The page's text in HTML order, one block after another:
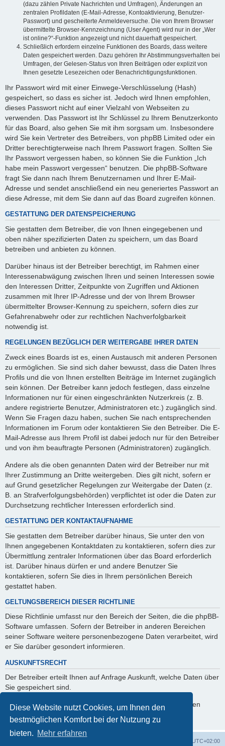
Diese Website nutzt Cookies, um Ihnen den
bestmöglichen Komfort bei der Nutzung zu
bieten. Mehr erfahren
(dazu zählen Private Nachrichten und Umfragen), Änderungen an
zentralen Profildaten (E-Mail-Adresse, Kontoaktivierung, Benutzer-
Passwort) und gescheiterte Anmeldeversuche. Die von Ihrem Browser
übermittelte Browser-Kennzeichnung (User Agent) wird nur in der „Wer
ist online?“-Funktion angezeigt und nicht dauerhaft gespeichert.
Schließlich erfordern einzelne Funktionen des Boards, dass weitere
Daten gespeichert werden. Dazu gehören Ihr Abstimmungsverhalten bei
Umfragen, der Gelesen-Status von Ihren Beiträgen oder explizit von
Ihnen gesetzte Lesezeichen oder Benachrichtigungsfunktionen.
Ihr Passwort wird mit einer Einwege-Verschlüsselung (Hash)
gespeichert, so dass es sicher ist. Jedoch wird Ihnen empfohlen,
dieses Passwort nicht auf einer Vielzahl von Webseiten zu
verwenden. Das Passwort ist Ihr Schlüssel zu Ihrem Benutzerkonto
für das Board, also gehen Sie mit ihm sorgsam um. Insbesondere
wird Sie kein Vertreter des Betreibers, von phpBB Limited oder ein
Dritter berechtigterweise nach Ihrem Passwort fragen. Sollten Sie
Ihr Passwort vergessen haben, so können Sie die Funktion „Ich
habe mein Passwort vergessen“ benutzen. Die phpBB-Software
fragt Sie dann nach Ihrem Benutzernamen und Ihrer E-Mail-
Adresse und sendet anschließend ein neu generiertes Passwort an
diese Adresse, mit dem Sie dann auf das Board zugreifen können.
GESTATTUNG DER DATENSPEICHERUNG
Sie gestatten dem Betreiber, die von Ihnen eingegebenen und
oben näher spezifizierten Daten zu speichern, um das Board
betreiben und anbieten zu können.
Darüber hinaus ist der Betreiber berechtigt, im Rahmen einer
Interessenabwägung zwischen Ihren und seinen Interessen sowie
den Interessen Dritter, Zeitpunkte von Zugriffen und Aktionen
zusammen mit Ihrer IP-Adresse und der von Ihrem Browser
übermittelter Browser-Kennung zu speichern, sofern dies zur
Gefahrenabwehr oder zur rechtlichen Nachverfolgbarkeit
notwendig ist.
REGELUNGEN BEZÜGLICH DER WEITERGABE IHRER DATEN
Zweck eines Boards ist es, einen Austausch mit anderen Personen
zu ermöglichen. Sie sind sich daher bewusst, dass die Daten Ihres
Profils und die von Ihnen erstellten Beiträge im Internet zugänglich
sein können. Der Betreiber kann jedoch festlegen, dass einzelne
Informationen nur für einen eingeschränkten Nutzerkreis (z. B.
andere registrierte Benutzer, Administratoren etc.) zugänglich sind.
Wenn Sie Fragen dazu haben, suchen Sie nach entsprechenden
Informationen im Forum oder kontaktieren Sie den Betreiber. Die E-
Mail-Adresse aus Ihrem Profil ist dabei jedoch nur für den Betreiber
und von ihm beauftragte Personen (Administratoren) zugänglich.
Andere als die oben genannten Daten wird der Betreiber nur mit
Ihrer Zustimmung an Dritte weitergeben. Dies gilt nicht, sofern er
auf Grund gesetzlicher Regelungen zur Weitergabe der Daten (z.
B. an Strafverfolgungsbehörden) verpflichtet ist oder die Daten zur
Durchsetzung rechtlicher Interessen erforderlich sind.
GESTATTUNG DER KONTAKTAUFNAHME
Sie gestatten dem Betreiber darüber hinaus, Sie unter den von
Ihnen angegebenen Kontaktdaten zu kontaktieren, sofern dies zur
Übermittlung zentraler Informationen über das Board erforderlich
ist. Darüber hinaus dürfen er und andere Benutzer Sie
kontaktieren, sofern Sie dies in Ihrem persönlichen Bereich
gestattet haben.
GELTUNGSBEREICH DIESER RICHTLINIE
Diese Richtlinie umfasst nur den Bereich der Seiten, die die phpBB-
Software umfassen. Sofern der Betreiber in anderen Bereichen
seiner Software weitere personenbezogene Daten verarbeitet, wird
er Sie darüber gesondert informieren.
AUSKUNFTSRECHT
Der Betreiber erteilt Ihnen auf Anfrage Auskunft, welche Daten über
Sie gespeichert sind.
Sie können jederzeit die Löschung bzw. Sperrung Ihrer Daten
verlangen. Kontaktieren Sie hierzu bitte den Betreiber.
UTC+02:00